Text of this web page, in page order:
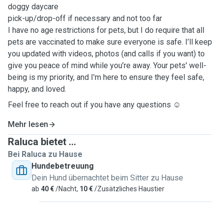
doggy daycare
pick-up/drop-off if necessary and not too far
I have no age restrictions for pets, but I do require that all
pets are vaccinated to make sure everyone is safe. I’ll keep
you updated with videos, photos (and calls if you want) to
give you peace of mind while you’re away. Your pets' well-
being is my priority, and I’m here to ensure they feel safe,
happy, and loved.
Feel free to reach out if you have any questions ☺️
Mehr lesen
Raluca bietet ...
Bei Raluca zu Hause
Hundebetreuung
Dein Hund übernachtet beim Sitter zu Hause
ab 40 €/Nacht, 10 €/Zusätzliches Haustier